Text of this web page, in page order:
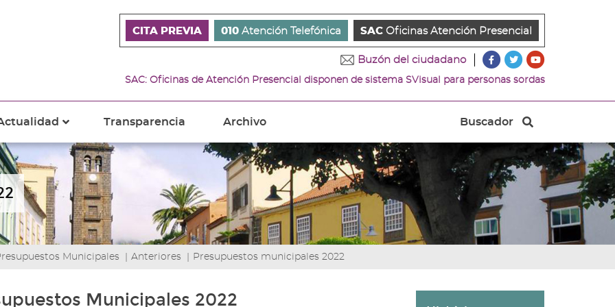
CITA PREVIA 010 Atención Telefónica SAC Oficinas Atención Presencial
Buzón del ciudadano
???
Ir
página
Facebook
???
Ir
página
Twitter
Ir
Youtube
SAC: Oficinas de Atención Presencial disponen de sistema SVisual para personas sordas
Transparencia Archivo Buscador
Buscador
Municipales Anteriores Presupuestos municipales 2022
Municipales 2022